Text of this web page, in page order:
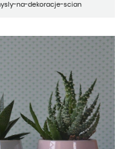
na-dekoracje-scian